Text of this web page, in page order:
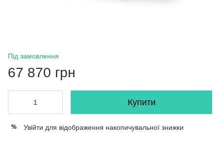
Під замовлення
67 870 грн
Купити
% Увійти для відображення накопичувальної знижки